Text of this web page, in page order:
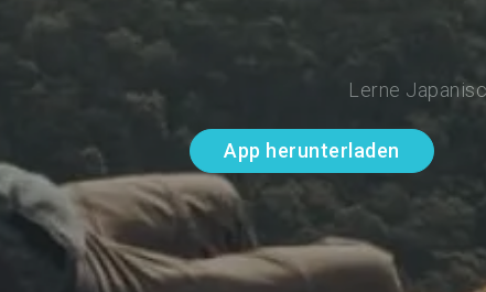
Lerne
App herunterladen